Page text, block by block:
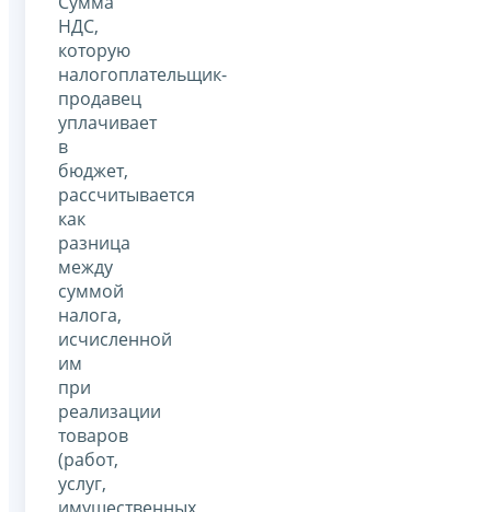
НДС,
которую
налогоплательщик-
продавец
уплачивает
в
бюджет,
рассчитывается
как
разница
между
суммой
налога,
исчисленной
им
при
реализации
товаров
(работ,
услуг,